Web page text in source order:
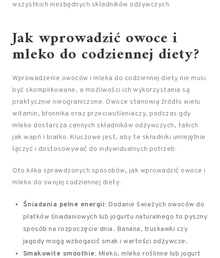
wszystkich niezbędnych składników odżywczych.
Jak wprowadzić owoce i
mleko do codziennej diety?
Wprowadzenie owoców i mleka do codziennej diety nie musi
być skomplikowane, a możliwości ich wykorzystania są
praktycznie nieograniczone. Owoce stanowią źródło wielu
witamin, błonnika oraz przeciwutleniaczy, podczas gdy
mleko dostarcza cennych składników odżywczych, takich
jak wapń i białko. Kluczowe jest, aby te składniki umiejętnie
łączyć i dostosowywać do indywidualnych potrzeb.
Oto kilka sprawdzonych sposobów, jak wprowadzić owoce i
mleko do swojej codziennej diety:
Śniadania pełne energii: Dodanie świeżych owoców do
płatków śniadaniowych lub jogurtu naturalnego to pyszny
sposób na rozpoczęcie dnia. Banana, truskawki czy
jagody mogą wzbogacić smak i wartości odżywcze.
Smakowite smoothie: Mleko, mleko roślinne lub jogurt